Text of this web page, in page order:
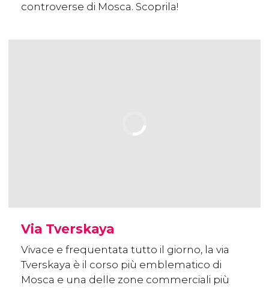
controverse di Mosca. Scoprila!
Via Tverskaya
Vivace e frequentata tutto il giorno, la via
Tverskaya è il corso più emblematico di
Mosca e una delle zone commerciali più